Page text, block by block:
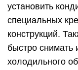
установить
специальных
конструкций.
быстро снимать
холодильного